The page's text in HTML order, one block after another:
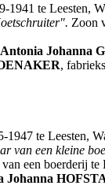
1941 te Leesten,
Zoon
Johanna
,
1947 te Leesten,
van een
een boerderij te
Johanna